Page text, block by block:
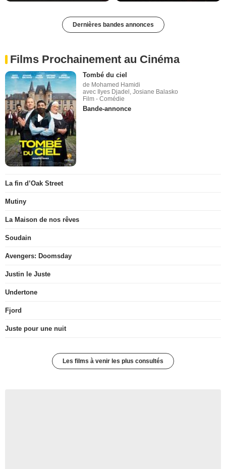
Dernières bandes annonces
Films Prochainement au Cinéma
Tombé du ciel
de Mohamed Hamidi
avec Ilyes Djadel, Josiane Balasko
Film - Comédie
Bande-annonce
La fin d’Oak Street
Mutiny
La Maison de nos rêves
Soudain
Avengers: Doomsday
Justin le Juste
Undertone
Fjord
Juste pour une nuit
Les films à venir les plus consultés